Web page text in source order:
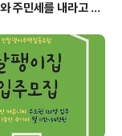
주민세를 내라고 고